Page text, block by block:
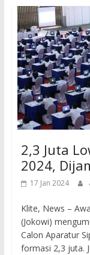
2,3 Juta
2024,
17 Jan 2024
Klite, News –
(Jokowi)
Calon Aparatur
formasi 2,3 juta.